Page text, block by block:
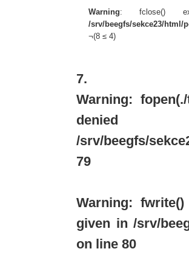
Warning: fclose()
/srv/beegfs/sekce23/html/
¬(8 ≤ 4)
7.
Warning:
/srv/beegfs/
79
Warning:
given in /srv/
on line 80